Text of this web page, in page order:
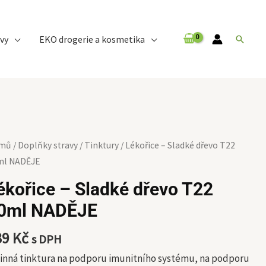
EKO drogerie a kosmetika Hledat
/ Doplňky stravy/ Tinktury/ Lékořice – Sladké dřevo T22
NADĚJE
– Sladké dřevo T22
NADĚJE
Kčs DPH
tinktura na podporu imunitního systému, na podporu